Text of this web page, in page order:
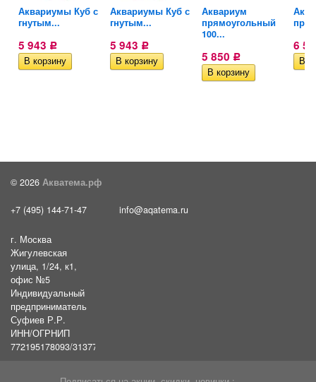
Аквариумы Куб с
гнутым...
5 943 Р
Аквариумы Куб с
гнутым...
5 943 Р
Аквариум
прямоугольный
100...
5 850 Р
6
© 2026 Акватема.рф
+7 (495) 144-71-47 info@aqatema.ru
г. Москва
Жигулевская
улица, 1/24, к1,
офис №5
Индивидуальный
предприниматель
Суфиев Р.Р.
ИНН/ОГРНИП
772195178093/31377461610054